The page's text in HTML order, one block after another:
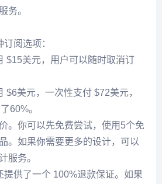
务。
阅选项：
$15美元，用户可以随时取消订
$6美元，一次性支付 $72美元，
60%。
。你可以先免费尝试，使用5个免
。如果你需要更多的设计，可以
服务。
提供了一个 100%退款保证。如果